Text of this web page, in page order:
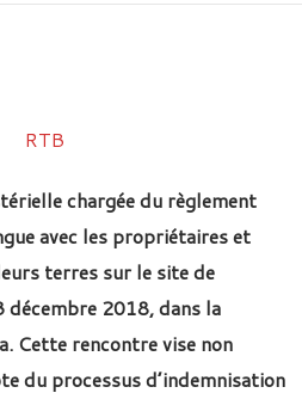
chargée du règlement
avec les propriétaires et
terres sur le site de
décembre 2018, dans la
Cette rencontre vise non
du processus d’indemnisation